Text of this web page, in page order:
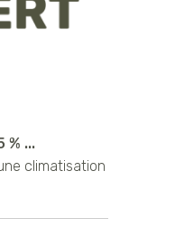
% ...
climatisation